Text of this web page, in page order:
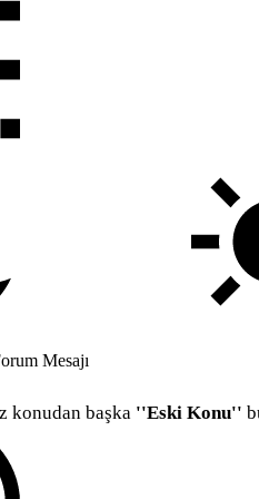
Mesajı
konudan başka ''Eski Konu''